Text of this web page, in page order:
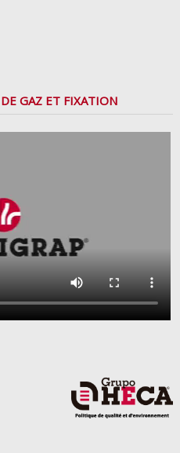
GAZ ET FIXATION